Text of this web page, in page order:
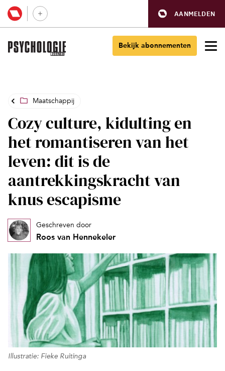
AANMELDEN
Bekijk abonnementen
Maatschappij
Cozy culture, kidulting en
het romantiseren van het
leven: dit is de
aantrekkingskracht van
knus escapisme
Geschreven door
Roos van Hennekeler
Illustratie: Fieke Ruitinga